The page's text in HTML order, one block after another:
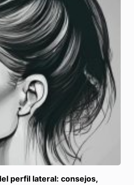
perfil lateral: consejos,